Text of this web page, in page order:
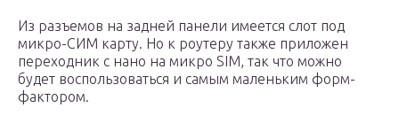
Из разъемов на задней панели имеется слот под
микро-СИМ карту. Но к роутеру также приложен
переходник с нано на микро SIM, так что можно
будет воспользоваться и самым маленьким форм-
фактором.